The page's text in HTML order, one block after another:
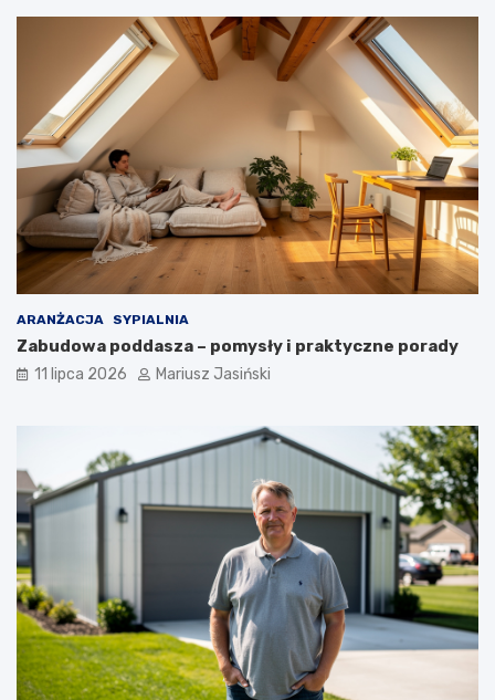
ARANŻACJA SYPIALNIA
Zabudowa poddasza – pomysły i praktyczne porady
11 lipca 2026 Mariusz Jasiński